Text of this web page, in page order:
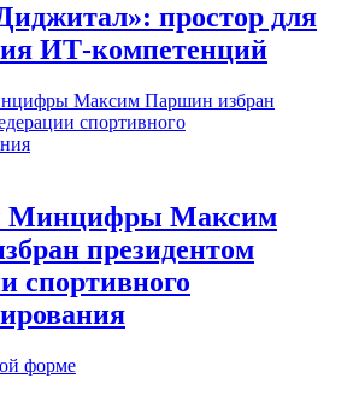
простор для
ИТ-компетенций
Минцифры Максим
президентом
спортивного
форме